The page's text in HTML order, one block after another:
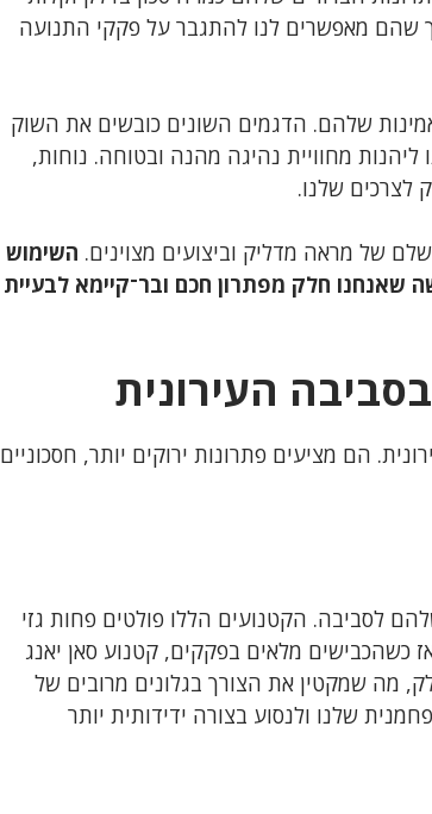
שהם מאפשרים לנו להתגבר על פקקי התנועה
שלהם. הדגמים השונים כובשים את השוק
מחוויית נהיגה מהנה ובטוחה. נוחות,
לצרכים שלנו.
של מראה מדליק וביצועים מצוינים. השימוש
שאנחנו חלק מפתרון חכם ובר־קיימא לבעיית
העירונית
הם מציעים פתרונות ירוקים יותר, חסכוניים
לסביבה. הקטנועים הללו פולטים פחות גזי
כשהכבישים מלאים בפקקים, קטנוע סאן יאנג
מה שמקטין את הצורך בגלונים מרובים של
שלנו ולנסוע בצורה ידידותית יותר